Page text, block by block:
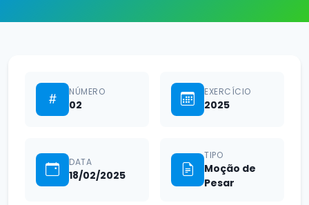
NÚMERO
02
EXERCÍCIO
2025
DATA
18/02/2025
TIPO
Moção de
Pesar